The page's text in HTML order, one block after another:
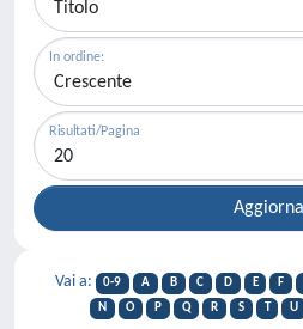
In ordine:
Risultati/Pagina
Vai a: 0-9 A B C D E F
N
O P Q R S T U